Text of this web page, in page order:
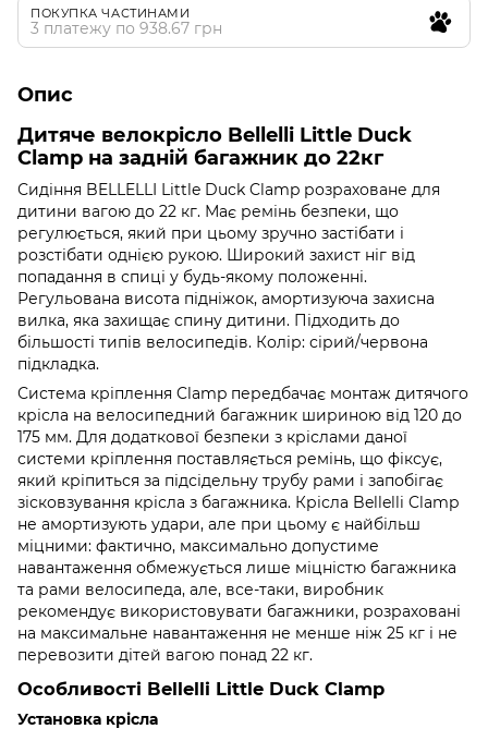
ПОКУПКА ЧАСТИНАМИ
3 платежу по 938.67 грн
Опис
Дитяче велокрісло Bellelli Little Duck
Сlamp на задній багажник до 22кг
Сидіння BELLELLI Little Duck Clamp розраховане для
дитини вагою до 22 кг. Має ремінь безпеки, що
регулюється, який при цьому зручно застібати і
розстібати однією рукою. Широкий захист ніг від
попадання в спиці у будь-якому положенні.
Регульована висота підніжок, амортизуюча захисна
вилка, яка захищає спину дитини. Підходить до
більшості типів велосипедів. Колір: сірий/червона
підкладка.
Система кріплення Clamp передбачає монтаж дитячого
крісла на велосипедний багажник шириною від 120 до
175 мм. Для додаткової безпеки з кріслами даної
системи кріплення поставляється ремінь, що фіксує,
який кріпиться за підсідельну трубу рами і запобігає
зісковзування крісла з багажника. Крісла Bellelli Clamp
не амортизують удари, але при цьому є найбільш
міцними: фактично, максимально допустиме
навантаження обмежується лише міцністю багажника
та рами велосипеда, але, все-таки, виробник
рекомендує використовувати багажники, розраховані
на максимальне навантаження не менше ніж 25 кг і не
перевозити дітей вагою понад 22 кг.
Особливості Bellelli Little Duck Сlamp
Установка крісла